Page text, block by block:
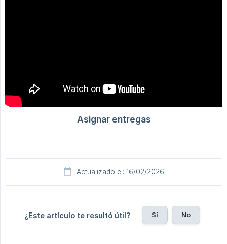
Actualizado el: 16/02/2026
¿Este artículo te resultó útil? Sí No